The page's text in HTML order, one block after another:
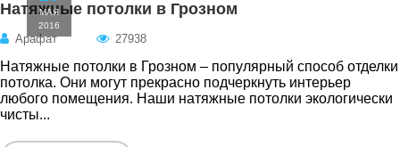
МАЯ
2016
Натяжные потолки в Грозном
Арафат 27938
Натяжные потолки в Грозном – популярный способ отделки
потолка. Они могут прекрасно подчеркнуть интерьер
любого помещения. Наши натяжные потолки экологически
чисты...